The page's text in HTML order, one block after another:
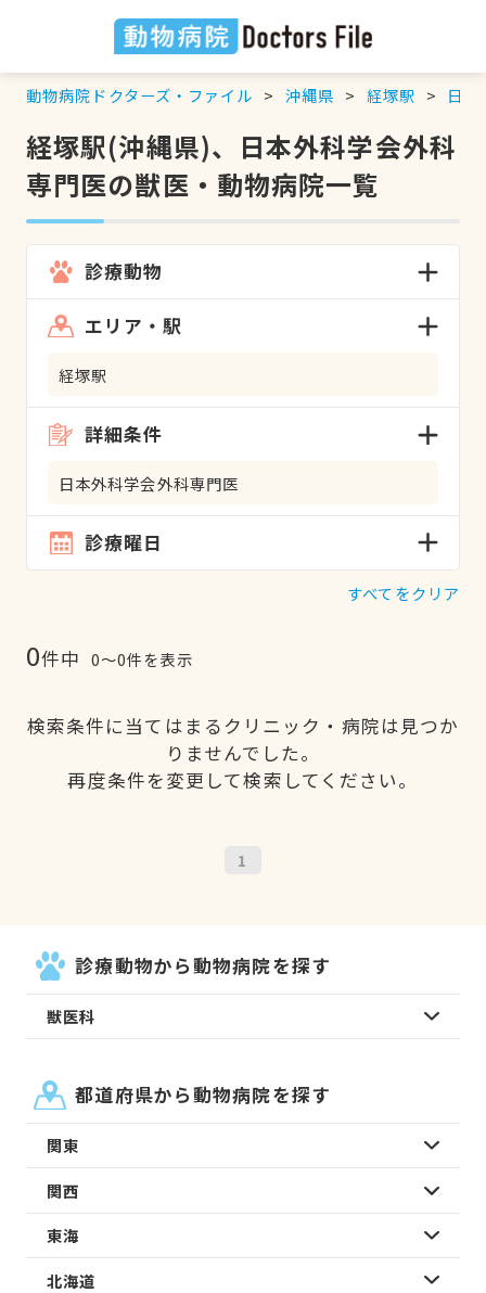
動物病院ドクターズ・ファイル 沖縄県 経塚駅 日本
経塚駅(沖縄県)、日本外科学会外科
専門医の獣医・動物病院一覧
診療動物
エリア・駅
経塚駅
詳細条件
日本外科学会外科専門医
診療曜日
すべてをクリア
0件中 0〜0件を表示
検索条件に当てはまるクリニック・病院は見つか
りませんでした。
再度条件を変更して検索してください。
1
診療動物から動物病院を探す
獣医科
都道府県から動物病院を探す
関東
関西
東海
北海道